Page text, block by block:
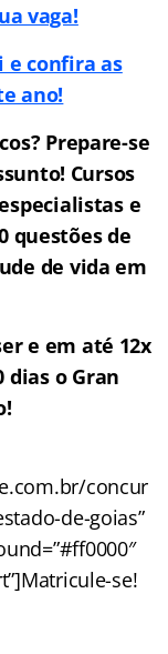
vaga!
e confira as
ano!
Prepare-se
Cursos
e
questões de
de vida em
e em até 12x
dias o Gran
concur
de-goias”
se!